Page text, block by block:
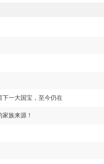
一大国宝，至今仍在
族来源！